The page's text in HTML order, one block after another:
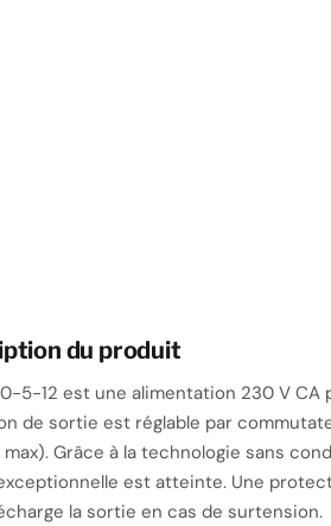
du produit
5-12 est une alimentation 230 V
de sortie est réglable par
max). Grâce à la technologie sans
est atteinte. Une
la sortie en cas de surtension.